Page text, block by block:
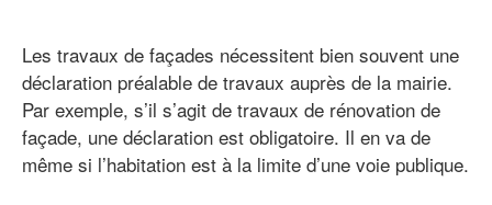
Les travaux de façades nécessitent bien souvent une
déclaration préalable de travaux auprès de la mairie.
Par exemple, s’il s’agit de travaux de rénovation de
façade, une déclaration est obligatoire. Il en va de
même si l’habitation est à la limite d’une voie publique.